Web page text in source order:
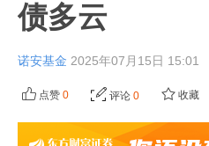
债多云
诺安基金 2025年07月15日 15:01
点赞 0 评论 0 收藏